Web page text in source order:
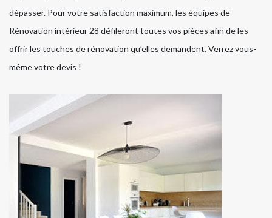
dépasser. Pour votre satisfaction maximum, les équipes de
Rénovation intérieur 28 défileront toutes vos pièces afin de les
offrir les touches de rénovation qu’elles demandent. Verrez vous-
même votre devis !